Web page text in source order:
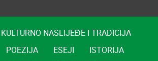
KULTURNO NASLIJEĐE I TRADICIJA
POEZIJA ESEJI
ISTORIJA